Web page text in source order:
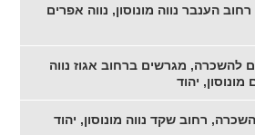
רחוב הענבר נווה מונוסון, נווה אפרים
להשכרה, מגרשים ברחוב אגוז נווה
מונוסון, יהוד
רחוב שקד נווה מונוסון, יהוד